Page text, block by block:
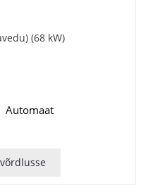
(68 kW)
Automaat